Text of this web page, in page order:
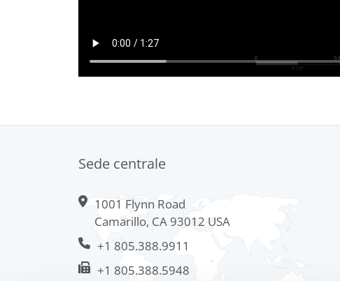
Sede centrale
1001 Flynn Road
Camarillo, CA 93012 USA
+1 805.388.9911
+1 805.388.5948